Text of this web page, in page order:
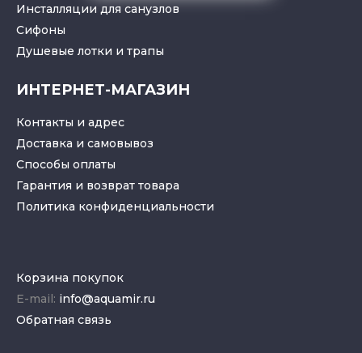
Инсталляции для санузлов
Cифоны
Душевые лотки и трапы
ИНТЕРНЕТ-МАГАЗИН
Контакты и адрес
Доставка и самовывоз
Способы оплаты
Гарантия и возврат товара
Политика конфиденциальности
Корзина покупок
E-mail: info@aquamir.ru
Обратная связь